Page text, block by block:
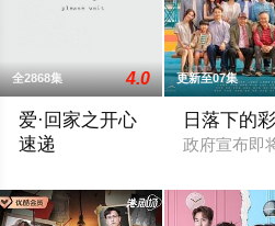
全2868集 4.0
爱·回家之开心
速递
更新至07集
日落下的
政府宣布即